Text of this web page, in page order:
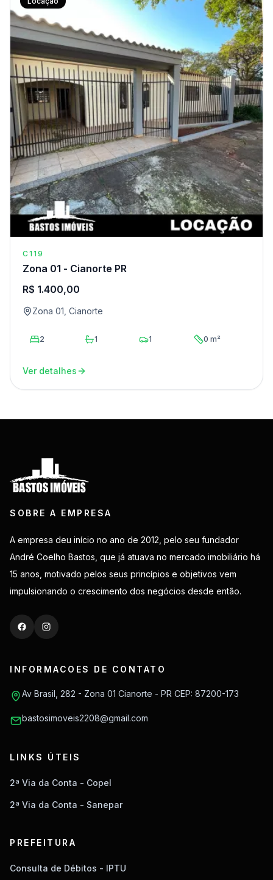
C119
Zona 01 - Cianorte PR
R$ 1.400,00
Zona 01, Cianorte
2 1 1 0 m²
Ver detalhes
SOBRE A EMPRESA
A empresa deu início no ano de 2012, pelo seu fundador
André Coelho Bastos, que já atuava no mercado imobiliário há
15 anos, motivado pelos seus princípios e objetivos vem
impulsionando o crescimento dos negócios desde então.
INFORMACOES DE CONTATO
Av Brasil, 282 - Zona 01 Cianorte - PR CEP: 87200-173
bastosimoveis2208@gmail.com
LINKS ÚTEIS
2ª Via da Conta - Copel
2ª Via da Conta - Sanepar
PREFEITURA
Consulta de Débitos - IPTU